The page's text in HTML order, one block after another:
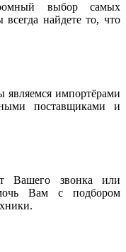
выбор самых
найдете то, что
импортёрами
поставщиками и
Вашего звонка или
Вам с подбором